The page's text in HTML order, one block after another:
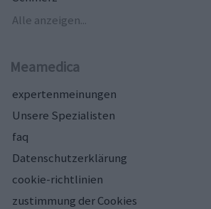
Alle anzeigen...
Meamedica
expertenmeinungen
Unsere Spezialisten
faq
Datenschutzerklärung
cookie-richtlinien
zustimmung der Cookies